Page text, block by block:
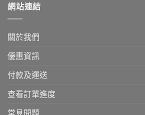
高
增
數
快/
帳
不
銹
古
網站連結
關於我們
優惠資訊
付款及運送
查看訂單進度
常見問題